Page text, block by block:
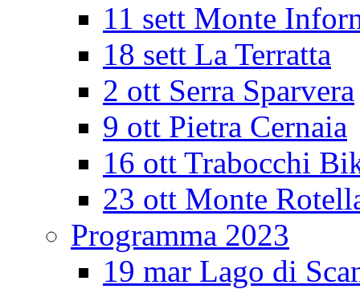
11 sett Monte
18 sett La Terratta
2 ott Serra Sparvera
9 ott Pietra Cernaia
16 ott Trabocchi
23 ott Monte
Programma 2023
19 mar Lago di